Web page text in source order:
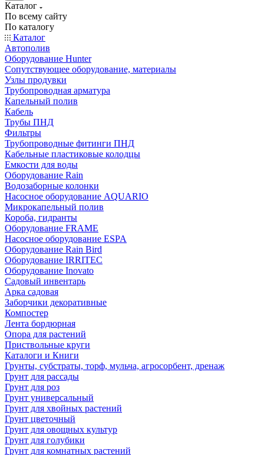
Каталог
По всему сайту
По каталогу
Каталог
Автополив
Оборудование Hunter
Сопутствующее оборудование, материалы
Узлы продувки
Трубопроводная арматура
Капельный полив
Кабель
Трубы ПНД
Фильтры
Трубопроводные фитинги ПНД
Кабельные пластиковые колодцы
Емкости для воды
Оборудование Rain
Водозаборные колонки
Насосное оборудование AQUARIO
Микрокапельный полив
Короба, гидранты
Оборудование FRAME
Насосное оборудование ESPA
Оборудование Rain Bird
Оборудование IRRITEC
Оборудование Inovato
Садовый инвентарь
Арка садовая
Заборчики декоративные
Компостер
Лента бордюрная
Опора для растений
Приствольные круги
Каталоги и Книги
Грунты, субстраты, торф, мульча, агросорбент, дренаж
Грунт для рассады
Грунт для роз
Грунт универсальный
Грунт для хвойных растений
Грунт цветочный
Грунт для овощных культур
Грунт для голубики
Грунт для комнатных растений